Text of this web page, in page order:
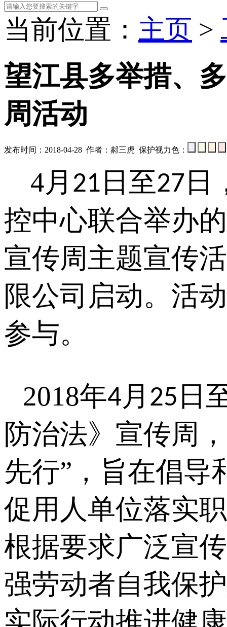
当前位置： 主页 >
望江县多举措、
周活动
发布时间：2018-04-28 作者：郝三虎 保护视力色：
4月 21 日至27 日
控中心联合举办的
宣传周主题宣传
限公司启动。活
参与。
2018年4月 25 日
防治法》宣传周
先行”，旨在倡导
促用人单位落实
根据要求广泛宣
强劳动者自我保